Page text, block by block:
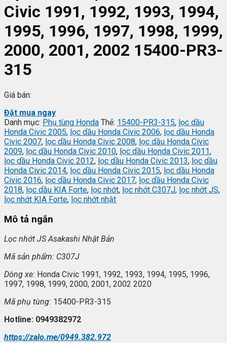
Civic 1991, 1992, 1993, 1994,
1995, 1996, 1997, 1998, 1999,
2000, 2001, 2002 15400-PR3-
315
Giá bán:
Đặt mua ngay
Danh mục: Phụ tùng Honda Thẻ: 15400-PR3-315, lọc dầu
Honda Civic 2005, lọc dầu Honda Civic 2006, lọc dầu Honda
Civic 2007, lọc dầu Honda Civic 2008, lọc dầu Honda Civic
2009, lọc dầu Honda Civic 2010, lọc dầu Honda Civic 2011,
lọc dầu Honda Civic 2012, lọc dầu Honda Civic 2013, lọc dầu
Honda Civic 2014, lọc dầu Honda Civic 2015, lọc dầu Honda
Civic 2016, lọc dầu Honda Civic 2017, lọc dầu Honda Civic
2018, lọc dầu KIA Forte, lọc nhớt, lọc nhớt C307J, lọc nhớt JS,
lọc nhớt KIA Forte, lọc nhớt nhật
Mô tả ngắn
Lọc nhớt JS Asakashi Nhật Bản
Mã sản phẩm: C307J
Dòng xe: Honda Civic 1991, 1992, 1993, 1994, 1995, 1996,
1997, 1998, 1999, 2000, 2001, 2002 2020
Mã phụ tùng: 15400-PR3-315
Hotline: 0949382972
https://zalo.me/0949.382.972